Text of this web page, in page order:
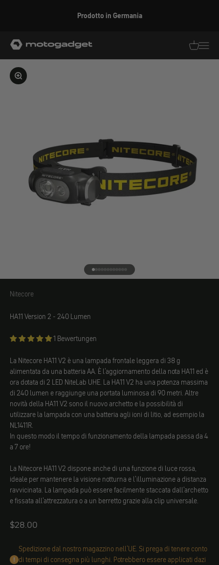
Prodotto in Germania
motogadget GmbH
Ingrandire l'immagine
Vai all'elemento 1
Vai all'elemento 2
Vai all'elemento 3
Vai all'elemento 4
Vai all'elemento 5
Vai all'elemento 6
Vai all'elemento 7
Vai all'elemento 8
Vai all'elemento 9
Vai all'elemento 10
Vai all'elemento 11
Vai all'elemento 12
Nitecore
Nitecore
HA11 Version 2 - 240 Lumen
1 Bewertungen
La Nitecore HA11 V2 è una lampada frontale leggera di 38 g
alimentata da una batteria AA. È l'aggiornamento della nota HA11 ed è
ora dotata di 2 LED NiteLab UHE. La HA11 V2 ha una potenza massima
di 240 lumen e raggiunge una portata luminosa di 90 metri. Altre
novità della HA11 V2 sono il nuovo archetto e la possibilità di
utilizzare la lampada con una batteria agli ioni di litio, ad esempio la
NL1411R.
In questo modo il tempo di funzionamento della lampada passa da 4
a 7 ore!
La Nitecore HA11 V2 dispone anche di una funzione di luce rossa,
ideale per mantenere la visione notturna e l'illuminazione a distanza
ravvicinata. La lampada può essere facilmente staccata dall'archetto
e fissata all'attrezzatura o a un berretto grazie alla clip universale.
Angebot
$28.00
Spedizione dal nostro magazzino nell'UE. Si prega di tenere conto
di tempi di consegna più lunghi. Potrebbero essere applicati dazi